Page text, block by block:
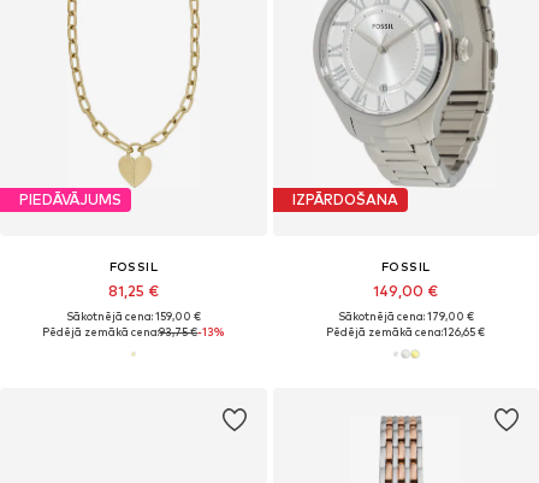
PIEDĀVĀJUMS
FOSSIL
81,25 €
Sākotnējā cena: 159,00 €
Pēdējā zemākā cena:93,75 €-13%
IZPĀRDOŠANA
FOSSIL
149,00 €
Sākotnējā cena: 179,00 €
Pēdējā zemākā cena:126,65 €